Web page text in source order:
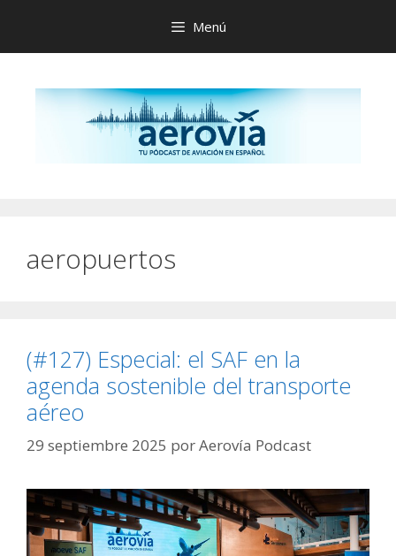
contenido
Menú
aeropuertos
(#127) Especial: el SAF en la
agenda sostenible del transporte
aéreo
29 septiembre 2025 porAerovía Podcast